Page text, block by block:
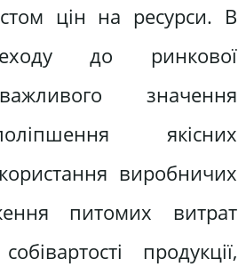
цін на ресурси. В
до ринкової
значення
якісних
виробничих
питомих витрат
продукції,